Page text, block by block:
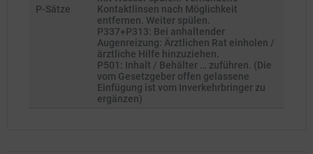
P-Sätze
Kontaktlinsen nach Möglichkeit
entfernen. Weiter spülen.
P337+P313: Bei anhaltender
Augenreizung: Ärztlichen Rat einholen /
ärztliche Hilfe hinzuziehen.
P501: Inhalt / Behälter … zuführen. (Die
vom Gesetzgeber offen gelassene
Einfügung ist vom Inverkehrbringer zu
ergänzen)